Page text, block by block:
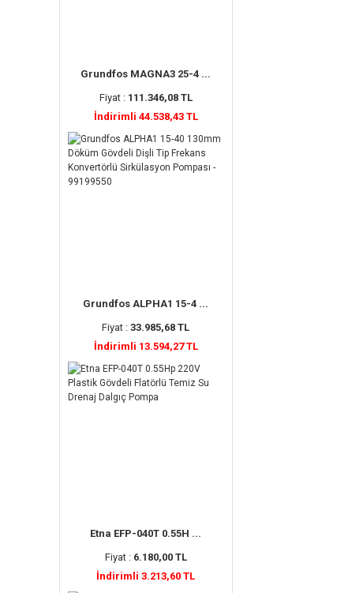
Grundfos MAGNA3 25-4 ...
Fiyat : 111.346,08 TL
İndirimli 44.538,43 TL
Grundfos ALPHA1 15-4 ...
Fiyat :33.985,68 TL
İndirimli 13.594,27 TL
Etna EFP-040T 0.55H ...
Fiyat : 6.180,00 TL
İndirimli 3.213,60 TL